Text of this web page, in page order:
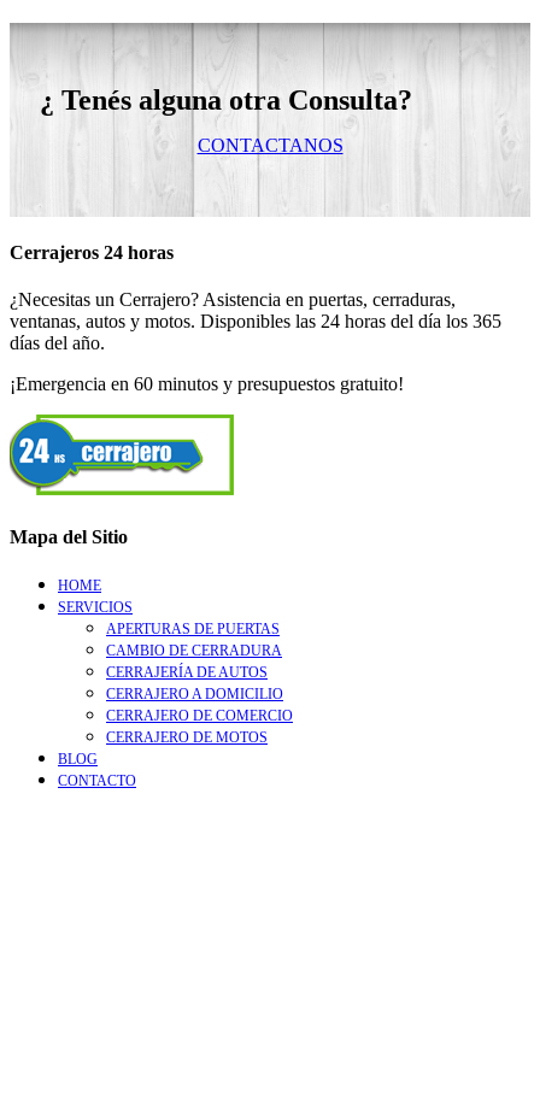
¿ Tenés alguna otra Consulta?
CONTACTANOS
Cerrajeros 24 horas
¿Necesitas un Cerrajero? Asistencia en puertas, cerraduras,
ventanas, autos y motos. Disponibles las 24 horas del día los 365
días del año.
¡Emergencia en 60 minutos y presupuestos gratuito!
Mapa del Sitio
HOME
SERVICIOS
APERTURAS DE PUERTAS
CAMBIO DE CERRADURA
CERRAJERÍA DE AUTOS
CERRAJERO A DOMICILIO
CERRAJERO DE COMERCIO
CERRAJERO DE MOTOS
BLOG
CONTACTO